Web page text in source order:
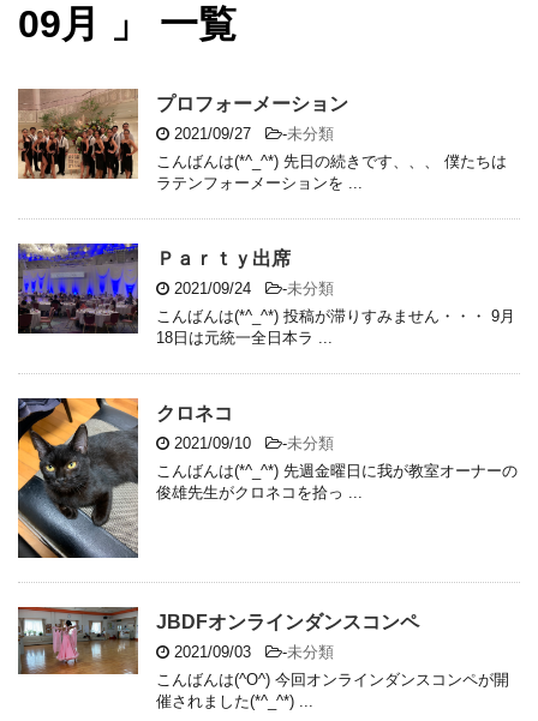
09月 」 一覧
プロフォーメーション
2021/09/27 -未分類
こんばんは(*^_^*) 先日の続きです、、、 僕たちは
ラテンフォーメーションを ...
Ｐａｒｔｙ出席
2021/09/24 -未分類
こんばんは(*^_^*) 投稿が滞りすみません・・・ 9月
18日は元統一全日本ラ ...
クロネコ
2021/09/10 -未分類
こんばんは(*^_^*) 先週金曜日に我が教室オーナーの
俊雄先生がクロネコを拾っ ...
JBDFオンラインダンスコンペ
2021/09/03 -未分類
こんばんは(^O^) 今回オンラインダンスコンペが開
催されました(*^_^*) ...